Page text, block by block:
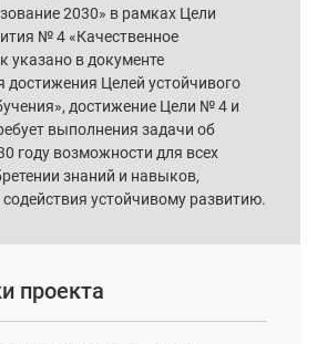
2030» в рамках Цели
№ 4 «Качественное
указано в документе
достижения Целей устойчивого
достижение Цели № 4 и
выполнения задачи об
году возможности для всех
знаний и навыков,
устойчивому развитию.
проекта